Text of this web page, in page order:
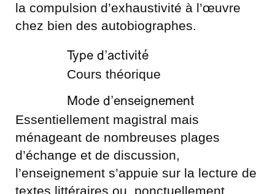
la compulsion d’exhaustivité à l’œuvre
chez bien des autobiographes.
Type d’activité
Cours théorique
Mode d’enseignement
Essentiellement magistral mais
ménageant de nombreuses plages
d’échange et de discussion,
l’enseignement s’appuie sur la lecture de
textes littéraires ou, ponctuellement,